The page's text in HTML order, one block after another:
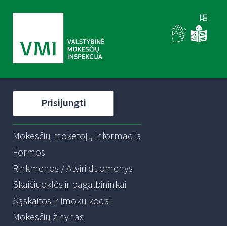
Prisijungti
Mokesčių mokėtojų informacija
Formos
Rinkmenos / Atviri duomenys
Skaičiuoklės ir pagalbininkai
Sąskaitos ir įmokų kodai
Mokesčių žinynas